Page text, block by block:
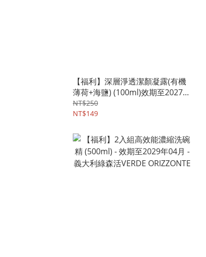
【福利】深層淨透潔顏凝露(有機
薄荷+海鹽) (100ml)效期至2027年
04月 - 麗柏有機neobio
NT$250
NT$149